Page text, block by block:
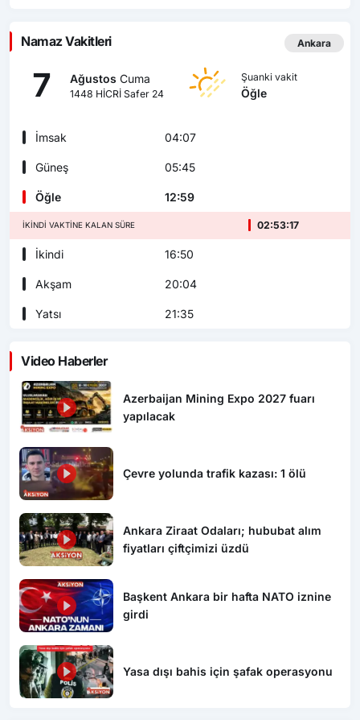
Namaz Vakitleri Ankara
7 Ağustos Cuma
1448 HİCRİ Safer 24
Şuanki vakit
Öğle
İmsak 04:07
Güneş 05:45
Öğle 12:59
İKINDI VAKTINE KALAN SÜRE 02:53:16
İkindi 16:50
Akşam 20:04
Yatsı 21:35
Video Haberler
Azerbaijan Mining Expo 2027 fuarı
yapılacak
Çevre yolunda trafik kazası: 1 ölü
Ankara Ziraat Odaları; hububat alım
fiyatları çiftçimizi üzdü
Başkent Ankara bir hafta NATO iznine
girdi
Yasa dışı bahis için şafak operasyonu